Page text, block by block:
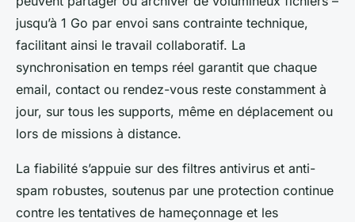
jusqu’à 1 Go par envoi sans contrainte technique,
facilitant ainsi le travail collaboratif. La
synchronisation en temps réel garantit que chaque
email, contact ou rendez-vous reste constamment à
jour, sur tous les supports, même en déplacement ou
lors de missions à distance.
La fiabilité s’appuie sur des filtres antivirus et anti-
spam robustes, soutenus par une protection continue
contre les tentatives de hameçonnage et les